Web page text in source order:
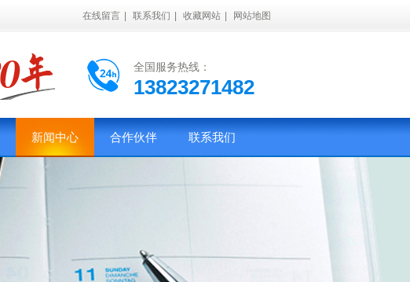
在线留言 联系我们 收藏网站 网站地图
全国服务热线：
13823271482
新闻中心 合作伙伴 联系我们